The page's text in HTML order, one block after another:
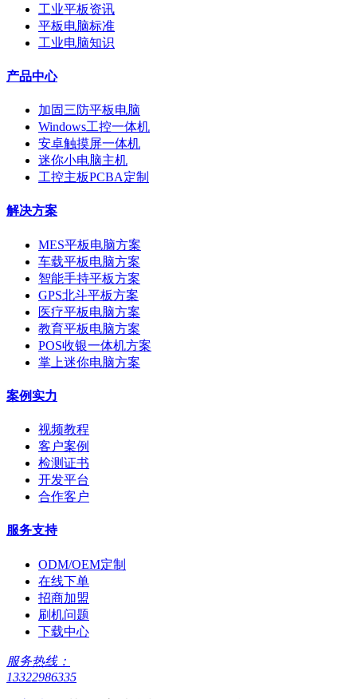
工业平板资讯
平板电脑标准
工业电脑知识
产品中心
加固三防平板电脑
Windows工控一体机
安卓触摸屏一体机
迷你小电脑主机
工控主板PCBA定制
解决方案
MES平板电脑方案
车载平板电脑方案
智能手持平板方案
GPS北斗平板方案
医疗平板电脑方案
教育平板电脑方案
POS收银一体机方案
掌上迷你电脑方案
案例实力
视频教程
客户案例
检测证书
开发平台
合作客户
服务支持
ODM/OEM定制
在线下单
招商加盟
刷机问题
下载中心
服务热线：
13322986335